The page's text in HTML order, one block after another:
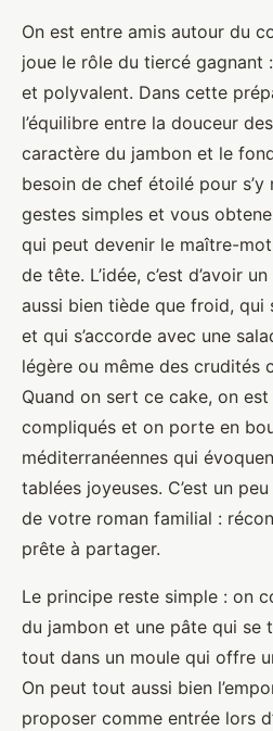
On est entre amis autour du
joue le rôle du tiercé gagnant
et polyvalent. Dans cette
l’équilibre entre la douceur
caractère du jambon et le
besoin de chef étoilé pour
gestes simples et vous
qui peut devenir le maître-mot
de tête. L’idée, c’est d’avoir
aussi bien tiède que froid, qui
et qui s’accorde avec une
légère ou même des crudités
Quand on sert ce cake, on
compliqués et on porte en
méditerranéennes qui
tablées joyeuses. C’est un
de votre roman familial :
prête à partager.
Le principe reste simple : on
du jambon et une pâte qui se
tout dans un moule qui offre
On peut tout aussi bien
proposer comme entrée lors